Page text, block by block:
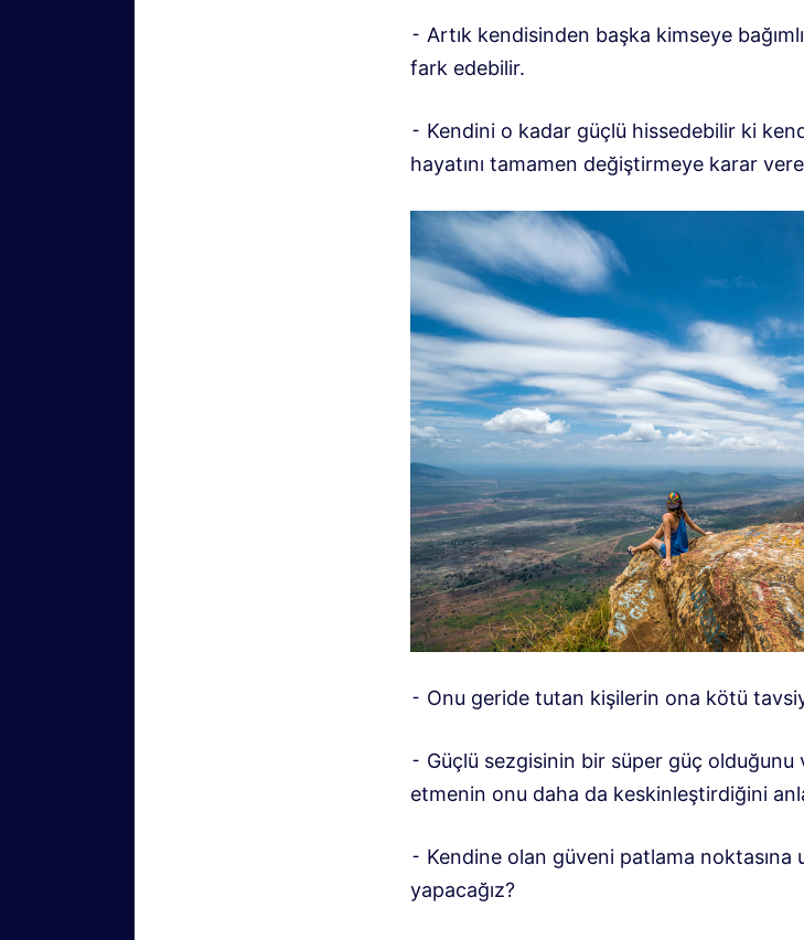
⁃ Artık kendisinden başka kimseye
fark edebilir.
⁃ Kendini o kadar güçlü hissedebilir ki
hayatını tamamen değiştirmeye karar
⁃ Onu geride tutan kişilerin ona kötü
⁃ Güçlü sezgisinin bir süper güç olduğunu
etmenin onu daha da keskinleştirdiğini
⁃ Kendine olan güveni patlama
yapacağız?